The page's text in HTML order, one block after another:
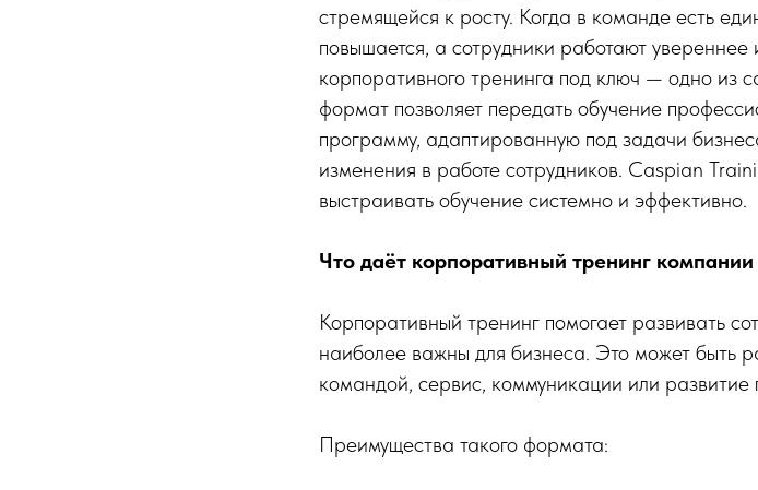
стремящейся к росту. Когда в команде есть
повышается, а сотрудники работают
корпоративного тренинга под ключ — одно из
формат позволяет передать обучение
программу, адаптированную под задачи
изменения в работе сотрудников. Caspian
выстраивать обучение системно и эффективно.
Что даёт корпоративный тренинг компании
Корпоративный тренинг помогает развивать
наиболее важны для бизнеса. Это может быть
командой, сервис, коммуникации или развитие
Преимущества такого формата: